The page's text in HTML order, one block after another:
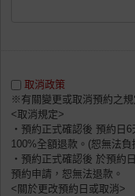
取消政策
※有關變更或取消預約之規
<取消規定>
・預約正式確認後 預約日
100%全額退款。(恕無法
・預約正式確認後 於預約
預約申請，恕無法退款。
<關於更改預約日或取消>